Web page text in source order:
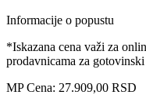
Informacije o popustu
*Iskazana cena važi za
prodavnicama za
MP Cena: 27.909,00 RSD